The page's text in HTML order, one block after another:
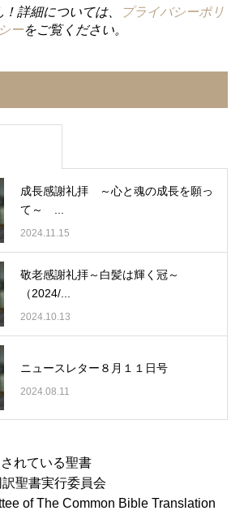
詳細については、
プライバシーポリ
シーをご覧ください。
成長感謝礼拝 ～心と魂の成長を願っ
て～ ...
2024.11.15
敬老感謝礼拝～白髪は輝く冠～
（2024/...
2024.10.13
ニュースレター８月１１日号
2024.08.11
れている聖書
聖書実行委員会
of The Common Bible Translation